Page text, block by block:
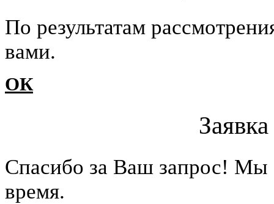
По результатам
вами.
ОК
Cпасибо за Ваш запрос!
время.